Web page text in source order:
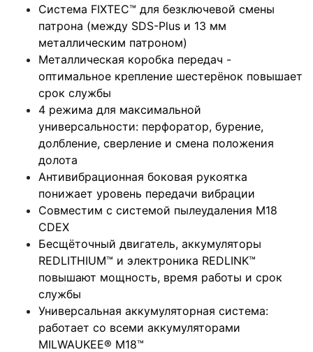
Система FIXTEC™ для безключевой смены
патрона (между SDS-Plus и 13 мм
металлическим патроном)
Металлическая коробка передач -
оптимальное крепление шестерёнок повышает
срок службы
4 режима для максимальной
универсальности: перфоратор, бурение,
долбление, сверление и смена положения
долота
Антивибрационная боковая рукоятка
понижает уровень передачи вибрации
Совместим с системой пылеудаления M18
CDEX
Бесщёточный двигатель, аккумуляторы
REDLITHIUM™ и электроника REDLINK™
повышают мощность, время работы и срок
службы
Универсальная аккумуляторная система:
работает со всеми аккумуляторами
MILWAUKEE® M18™